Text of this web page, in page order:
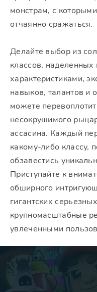
монстрам, с
отчаянно сражаться.
Делайте выбор из
классов,
характеристиками,
навыков, талантов и
можете
несокрушимого
ассасина. Каждый
какому-либо классу,
обзавестись
Приступайте к
обширного
гигантских
крупномасштабные
увлеченными